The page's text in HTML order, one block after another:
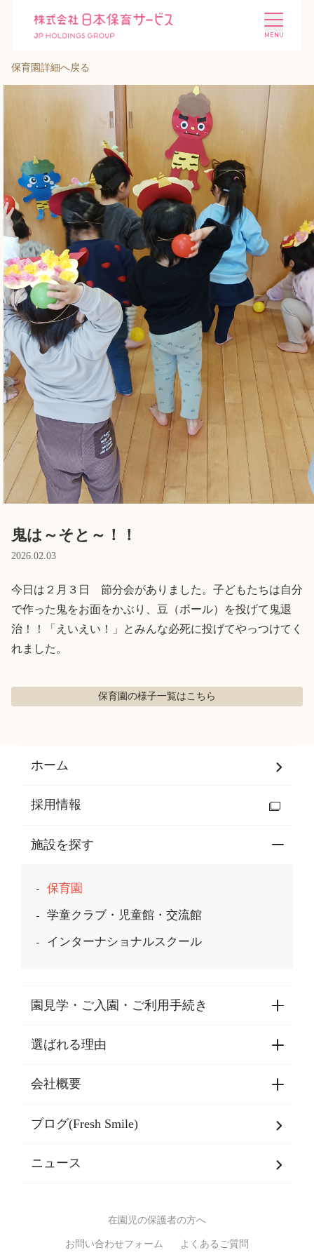
施設を探す 選ばれる理由
会社概要 ニュース
投資家情報 採用情報
English
ホーム
利用者の声
プライバシーポリシー
保育園詳細へ戻る
鬼は～そと～！！
2026.02.03
今日は２月３日　節分会がありました。子どもたちは自分
で作った鬼をお面をかぶり、豆（ボール）を投げて鬼退
治！！「えいえい！」とみんな必死に投げてやっつけてく
れました。
保育園の様子一覧はこちら
ホーム
採用情報
施設を探す
保育園
学童クラブ・児童館・交流館
インターナショナルスクール
園見学・ご入園・ご利用手続き
園見学・ご入園・ご利用手続き
東京都認証保育所空き状況
選ばれる理由
選ばれる理由一覧
乳児期・幼児期・
バイリンガル保育園
スポーツ保育園
会社概要
会社概要
SDGsについて
ブログ(Fresh Smile)
ニュース
在園児の保護者の方へ
お問い合わせフォーム よくあるご質問